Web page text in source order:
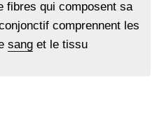
fibres qui composent sa
comprennent les
sanget le tissu